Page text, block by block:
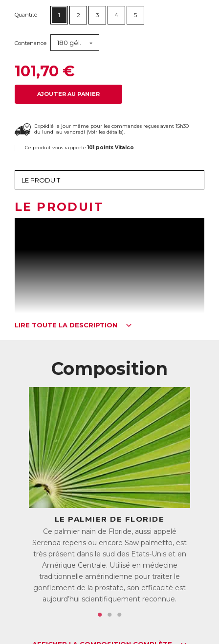
Quantité 1 2 3 4 5
Contenance 180 gél.
101,70 €
AJOUTER AU PANIER
Expédié le jour même pour les commandes reçues avant 15h30
du lundi au vendredi (Voir les détails).
Ce produit vous rapporte101 points Vitalco
LE PRODUIT
Prostate et troubles urinaires
ProstaSécurA est un produit 100% naturel contribuant à
diminuer la croissance prostatique liée à l’âge.
Sa formule unique, ayant fait l'objet d'un brevet, associe des
plantes, des vitamines et des minéraux dont l’efficacité a
été scientifiquement prouvée, permettant de soulager les
désagréments qui résultent du gonflement naturel de la
prostate (troubles urinaires, baisse d’activité sexuelle) et
d’aider à retrouver une vie sociale sans contrainte.
ProstaSécurA a fait l’objet de plusieurs études cliniques qui
ont toutes démontré son efficacité à réduire le gonflement
de la prostate.
ProstaSécurA ne remplace en aucun cas un examen
médical, et ne doit pas se substituer à un traitement
médicamenteux ou une intervention chirurgicale lorsque
cela est nécessaire.
LIRE TOUTE LA DESCRIPTION
Composition
LE PALMIER DE FLORIDE
Ce palmier nain de Floride, aussi appelé
Serenoa repens ou encore Saw palmetto, est
très présent dans le sud des Etats-Unis et en
Amérique Centrale. Utilisé en médecine
traditionnelle amérindienne pour traiter le
gonflement de la prostate, son efficacité est
aujourd’hui scientifiquement reconnue.